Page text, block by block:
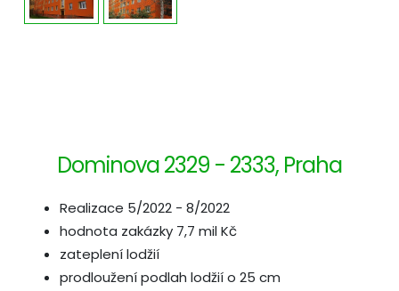
Dominova 2329 - 2333, Praha
Realizace 5/2022 - 8/2022
hodnota zakázky 7,7 mil Kč
zateplení lodžií
prodloužení podlah lodžií o 25 cm